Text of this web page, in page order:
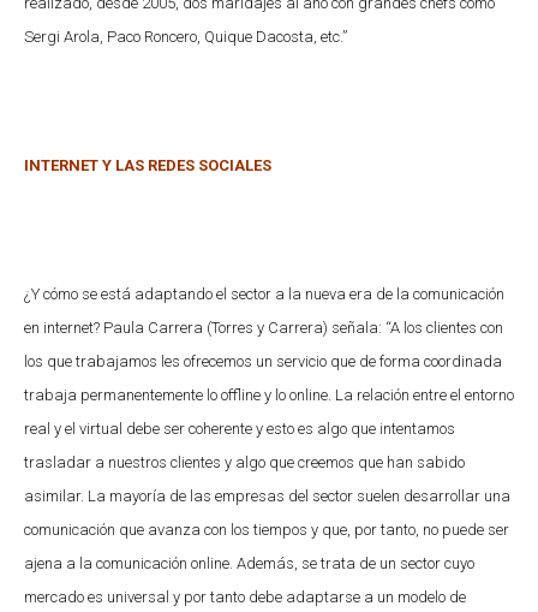
Sergi Arola, Paco Roncero, Quique Dacosta, etc.”
INTERNET Y LAS REDES SOCIALES
¿Y cómo se está adaptando el sector a la nueva era de la comunicación
en internet? Paula Carrera (Torres y Carrera) señala: “A los clientes con
los que trabajamos les ofrecemos un servicio que de forma coordinada
trabaja permanentemente lo offline y lo online. La relación entre el entorno
real y el virtual debe ser coherente y esto es algo que intentamos
trasladar a nuestros clientes y algo que creemos que han sabido
asimilar. La mayoría de las empresas del sector suelen desarrollar una
comunicación que avanza con los tiempos y que, por tanto, no puede ser
ajena a la comunicación online. Además, se trata de un sector cuyo
mercado es universal y por tanto debe adaptarse a un modelo de